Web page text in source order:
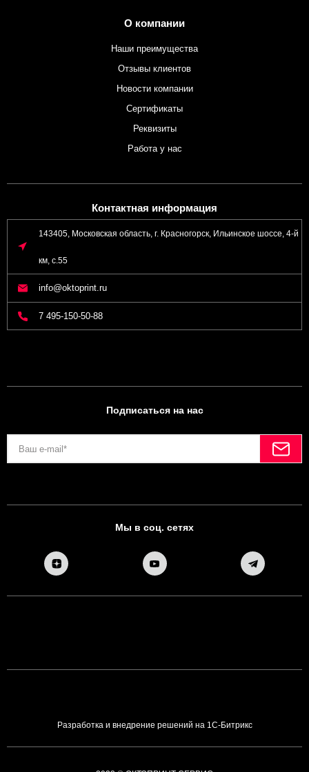
О компании
Наши преимущества
Отзывы клиентов
Новости компании
Сертификаты
Реквизиты
Работа у нас
Контактная информация
143405, Московская область, г. Красногорск, Ильинское шоссе, 4-й
км, с.55
info@oktoprint.ru
7 495-150-50-88
Подписаться на нас
Мы в соц. сетях
Разработка и внедрение решений на 1С-Битрикс